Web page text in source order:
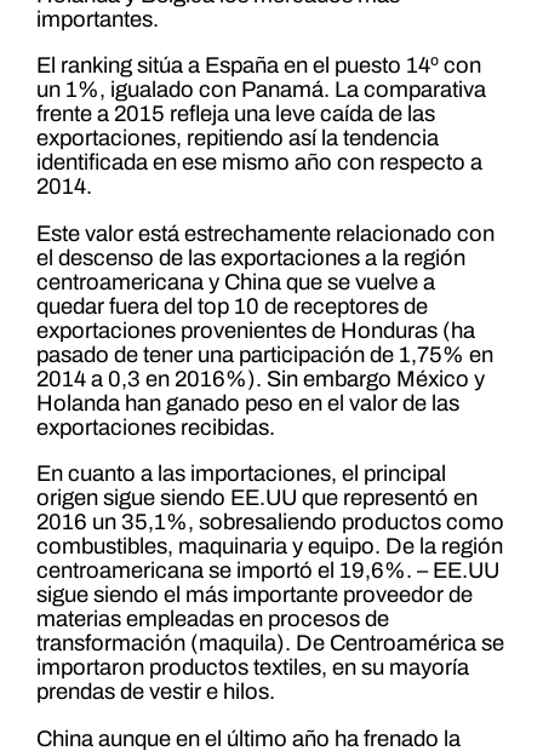
importantes.
El ranking sitúa a España en el puesto 14º con
un 1%, igualado con Panamá. La comparativa
frente a 2015 refleja una leve caída de las
exportaciones, repitiendo así la tendencia
identificada en ese mismo año con respecto a
2014.
Este valor está estrechamente relacionado con
el descenso de las exportaciones a la región
centroamericana y China que se vuelve a
quedar fuera del top 10 de receptores de
exportaciones provenientes de Honduras (ha
pasado de tener una participación de 1,75% en
2014 a 0,3 en 2016%). Sin embargo México y
Holanda han ganado peso en el valor de las
exportaciones recibidas.
En cuanto a las importaciones, el principal
origen sigue siendo EE.UU que representó en
2016 un 35,1%, sobresaliendo productos como
combustibles, maquinaria y equipo. De la región
centroamericana se importó el 19,6%. – EE.UU
sigue siendo el más importante proveedor de
materias empleadas en procesos de
transformación (maquila). De Centroamérica se
importaron productos textiles, en su mayoría
prendas de vestir e hilos.
China aunque en el último año ha frenado la